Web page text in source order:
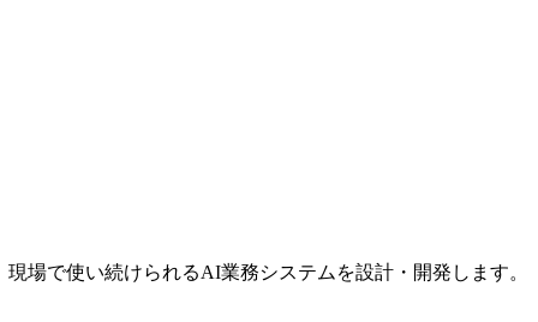
場で使い続けられるAI業務システムを設計・開発します。